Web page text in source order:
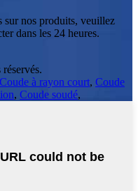
sur nos produits, veuillez
dans les 24 heures.
Coude à rayon court, Coude
, Coude soudé,